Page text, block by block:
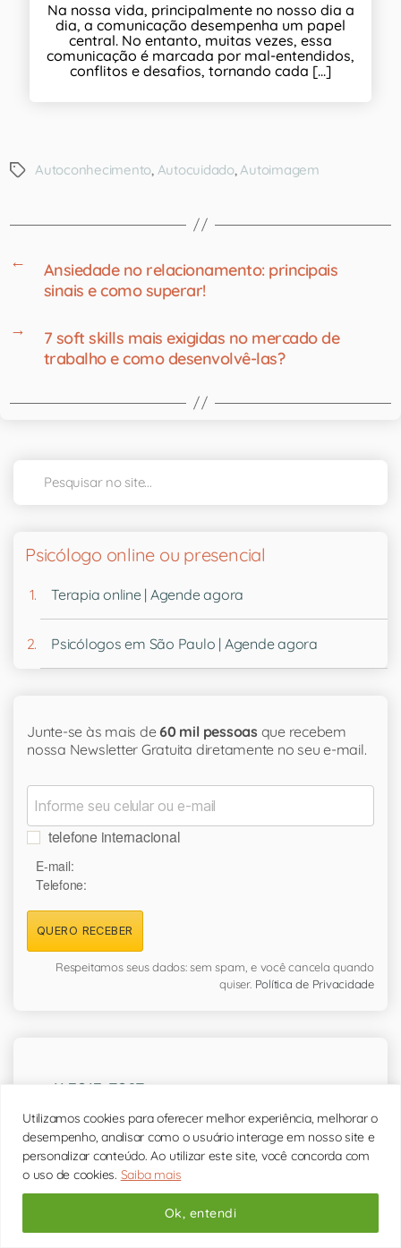
Utilizamos cookies para oferecer melhor experiência, melhorar o
desempenho, analisar como o usuário interage em nosso site e
personalizar conteúdo. Ao utilizar este site, você concorda com
o uso de cookies. Saiba mais
Ok, entendi
Na nossa vida, principalmente no nosso dia a
dia, a comunicação desempenha um papel
central. No entanto, muitas vezes, essa
comunicação é marcada por mal-entendidos,
conflitos e desafios, tornando cada [...]
Autoconhecimento Autocuidado, Autoimagem
←
Ansiedade no relacionamento: principais
sinais e como superar!
→
7 soft skills mais exigidas no mercado de
trabalho e como desenvolvê-las?
Psicólogo online ou presencial
Terapia online | Agende agora
Psicólogos em São Paulo | Agende agora
Junte-se às mais de60 mil pessoas que recebem
nossa Newsletter Gratuita diretamente no seu e-mail.
telefone internacional
E-mail:
Telefone:
QUERO RECEBER
Respeitamos seus dados: sem spam, e você cancela quando
quiser. Política de Privacidade
11 3213-7287
Secretária das07hs às 21hs
11 99806-7714
Secretária Whatsapp